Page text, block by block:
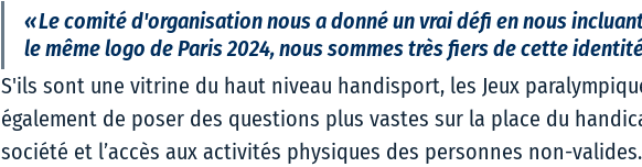
« Le comité d'organisation nous a donné un vrai défi en nous
le même logo de Paris 2024, nous sommes très fiers de cette
S'ils sont une vitrine du haut niveau handisport, les Jeux
également de poser des questions plus vastes sur la place du
société et l’accès aux activités physiques des personnes non-